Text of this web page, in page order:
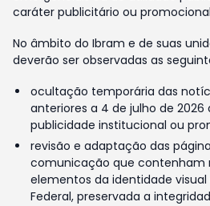
caráter publicitário ou
No âmbito do Ibram e de suas
deverão ser observadas as
ocultação temporária das
anteriores a 4 de julho de
publicidade institucional ou
revisão e adaptação das
comunicação que contenham
elementos da identidade
Federal, preservada a